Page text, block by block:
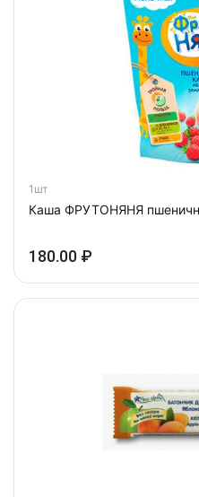
1шт
Каша ФРУТОНЯНЯ
180.00 ₽